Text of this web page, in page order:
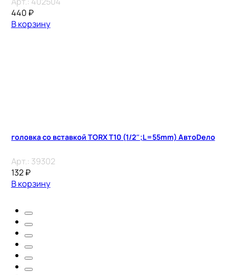
440 ₽
В корзину
головка со вставкой TORX T10 (1/2″;L=55mm) АвтоDело
Арт.: 39302
132₽
В корзину